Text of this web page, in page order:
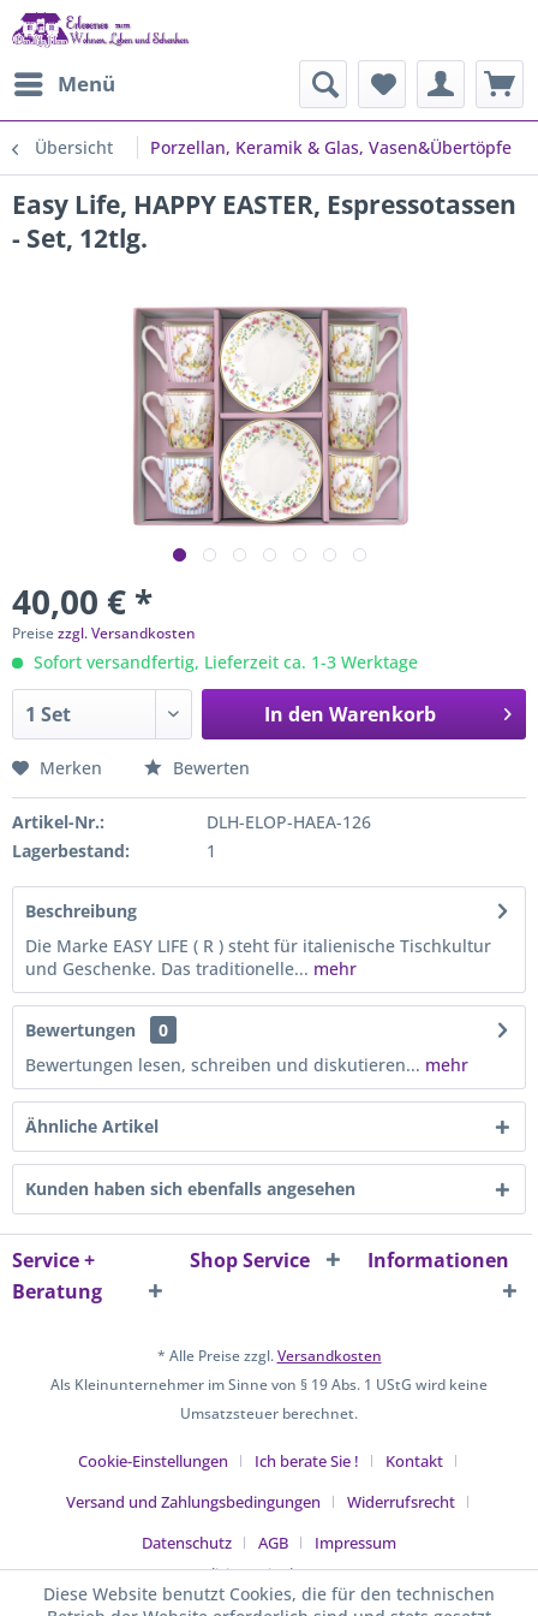
Menü
Übersicht Porzellan, Keramik & Glas, Vasen&Übertöpfe
Easy Life, HAPPY EASTER, Espressotassen
- Set, 12tlg.
40,00 € *
Preisezzgl. Versandkosten
Sofort versandfertig, Lieferzeit ca. 1-3 Werktage
In den Warenkorb
Merken Bewerten
Artikel-Nr.:
DLH-ELOP-HAEA-126
Lagerbestand:
1
Beschreibung
Die Marke EASY LIFE ( R ) steht für italienische Tischkultur
und Geschenke. Das traditionelle... mehr
Bewertungen
0
Bewertungen lesen, schreiben und diskutieren... mehr
Ähnliche Artikel
Kunden haben sich ebenfalls angesehen
Service +
Beratung
Shop Service Informationen
* Alle Preise zzgl.Versandkosten
Als Kleinunternehmer im Sinne von § 19 Abs. 1 UStG wird keine
Umsatzsteuer berechnet.
Cookie-Einstellungen Ich berate Sie !
Kontakt
Versand und Zahlungsbedingungen
Widerrufsrecht
Datenschutz
AGB
Impressum
Realisiert mit Shopware
Diese Website benutzt Cookies, die für den technischen